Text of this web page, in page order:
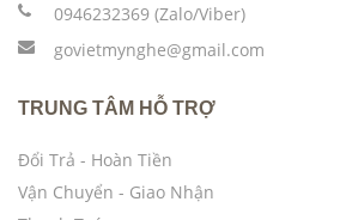
0946232369 (Zalo/Viber)
govietmynghe@gmail.com
TRUNG TÂM HỖ TRỢ
Đổi Trả - Hoàn Tiền
Vận Chuyển - Giao Nhận